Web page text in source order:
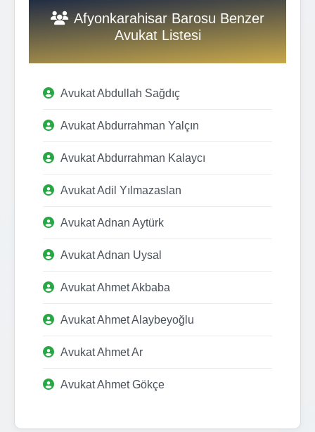
Afyonkarahisar Barosu Benzer
Avukat Listesi
Avukat Abdullah Sağdıç
Avukat Abdurrahman Yalçın
Avukat Abdurrahman Kalaycı
Avukat Adil Yılmazaslan
Avukat Adnan Aytürk
Avukat Adnan Uysal
Avukat Ahmet Akbaba
Avukat Ahmet Alaybeyoğlu
Avukat Ahmet Ar
Avukat Ahmet Gökçe